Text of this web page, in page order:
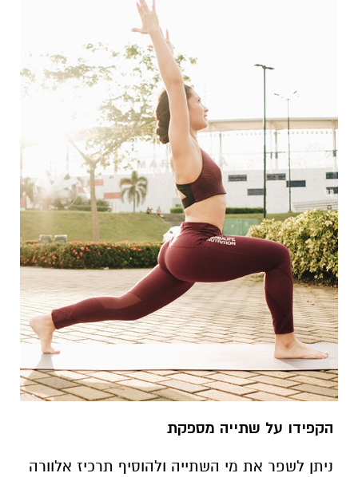
הקפידו על שתייה מספקת
ניתן לשפר את מי השתייה ולהוסיף תרכיז אלוורה